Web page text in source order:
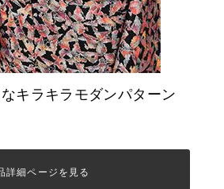
キラキラモダンパターン
詳細ページを見る